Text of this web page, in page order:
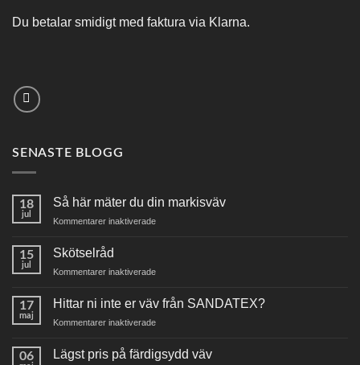
Du betalar smidigt med faktura via Klarna.
SENASTE BLOGG
18
jul
Så här mäter du din markisväv
Kommentarer inaktiveradeför
du
markisväv
15
jul
Skötselråd
Kommentarer inaktiveradeför
17
maj
Hittar ni inte er väv från SANDATEX?
Kommentarer inaktiveradeför
inte
06 Lägst pris på färdigsydd väv